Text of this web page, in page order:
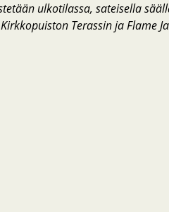
ulkotilassa, sateisella
Terassin ja Flame